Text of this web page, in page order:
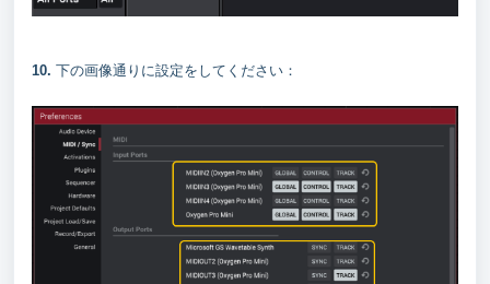
10. 下の画像通りに設定をしてください：